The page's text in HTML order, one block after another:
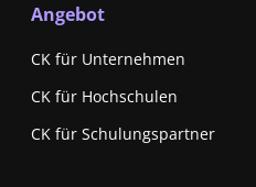
Angebot
CK für Unternehmen
CK für Hochschulen
CK für Schulungspartner